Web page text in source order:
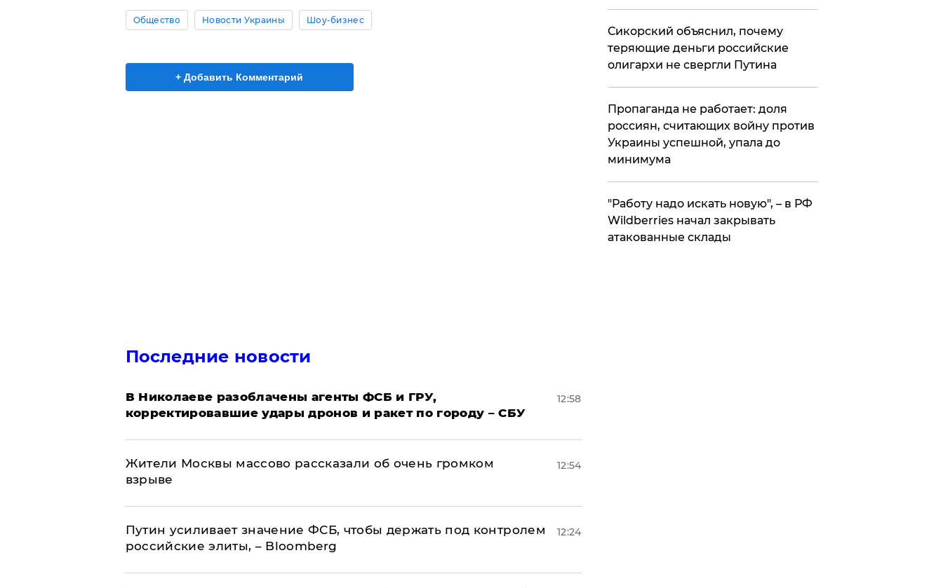
Общество Новости Украины Шоу-бизнес
+ Добавить Комментарий
Последние новости
В Николаеве разоблачены агенты ФСБ и ГРУ,
корректировавшие удары дронов и ракет по городу – СБУ
12:58
Жители Москвы массово рассказали об очень громком
взрыве
12:54
Путин усиливает значение ФСБ, чтобы держать под контролем
российские элиты, – Bloomberg
12:24
Сикорский объяснил, почему
теряющие деньги российские
олигархи не свергли Путина
​Пропаганда не работает: доля
россиян, считающих войну против
Украины успешной, упала до
минимума
"Работу надо искать новую", – в РФ
Wildberries начал закрывать
атакованные склады